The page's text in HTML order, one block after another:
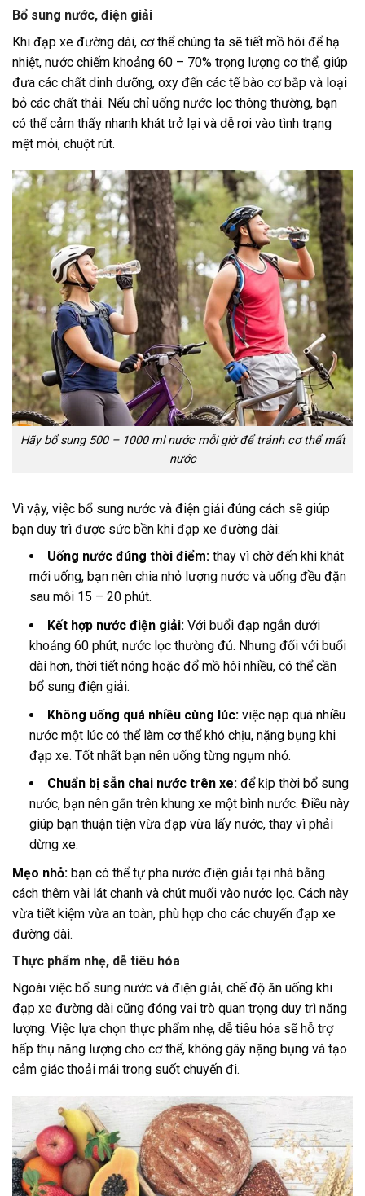
Bổ sung nước, điện giải
Khi đạp xe đường dài, cơ thể chúng ta sẽ tiết mồ hôi để hạ
nhiệt, nước chiếm khoảng 60 – 70% trọng lượng cơ thể, giúp
đưa các chất dinh dưỡng, oxy đến các tế bào cơ bắp và loại
bỏ các chất thải. Nếu chỉ uống nước lọc thông thường, bạn
có thể cảm thấy nhanh khát trở lại và dễ rơi vào tình trạng
mệt mỏi, chuột rút.
Hãy bổ sung 500 – 1000 ml nước mỗi giờ để tránh cơ thể mất
nước
Vì vậy, việc bổ sung nước và điện giải đúng cách sẽ giúp
bạn duy trì được sức bền khi đạp xe đường dài:
Uống nước đúng thời điểm:thay vì chờ đến khi khát
mới uống, bạn nên chia nhỏ lượng nước và uống đều đặn
sau mỗi 15 – 20 phút.
Kết hợp nước điện giải: Với buổi đạp ngắn dưới
khoảng 60 phút, nước lọc thường đủ. Nhưng đối với buổi
dài hơn, thời tiết nóng hoặc đổ mồ hôi nhiều, có thể cần
bổ sung điện giải.
Không uống quá nhiều cùng lúc:việc nạp quá nhiều
nước một lúc có thể làm cơ thể khó chịu, nặng bụng khi
đạp xe. Tốt nhất bạn nên uống từng ngụm nhỏ.
Chuẩn bị sẵn chai nước trên xe: để kịp thời bổ sung
nước, bạn nên gắn trên khung xe một bình nước. Điều này
giúp bạn thuận tiện vừa đạp vừa lấy nước, thay vì phải
dừng xe.
Mẹo nhỏ: bạn có thể tự pha nước điện giải tại nhà bằng
cách thêm vài lát chanh và chút muối vào nước lọc. Cách này
vừa tiết kiệm vừa an toàn, phù hợp cho các chuyến đạp xe
đường dài.
Thực phẩm nhẹ, dễ tiêu hóa
Ngoài việc bổ sung nước và điện giải, chế độ ăn uống khi
đạp xe đường dài cũng đóng vai trò quan trọng duy trì năng
lượng. Việc lựa chọn thực phẩm nhẹ, dễ tiêu hóa sẽ hỗ trợ
hấp thụ năng lượng cho cơ thể, không gây nặng bụng và tạo
cảm giác thoải mái trong suốt chuyến đi.